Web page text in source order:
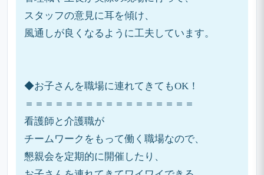
スタッフの意見に耳を傾け、
風通しが良くなるように工夫しています。
◆お子さんを職場に連れてきてもOK！
＝＝＝＝＝＝＝＝＝＝＝＝＝＝＝＝＝
看護師と介護職が
チームワークをもって働く職場なので、
懇親会を定期的に開催したり、